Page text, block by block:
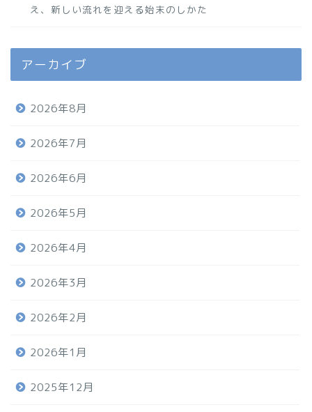
え、新しい流れを迎える始末のしかた
アーカイブ
2026年8月
2026年7月
2026年6月
2026年5月
2026年4月
2026年3月
2026年2月
2026年1月
2025年12月